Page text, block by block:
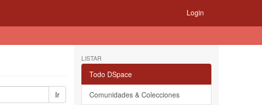
Login
Ir
LISTAR
Todo DSpace
Comunidades & Colecciones